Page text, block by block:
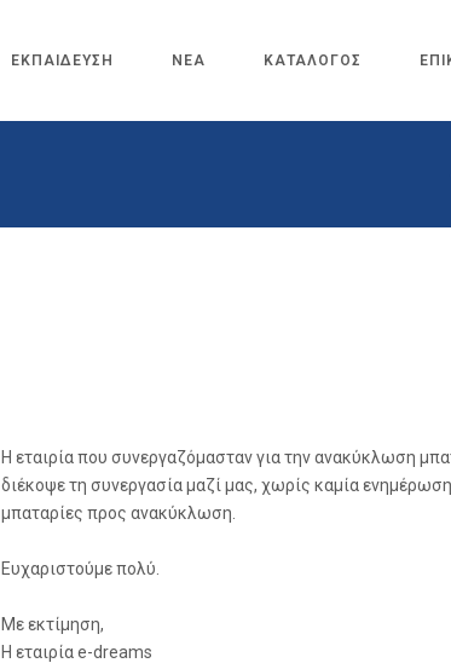
ΕΚΠΑΙΔΕΥΣΗ ΝΕΑ ΚΑΤΑΛΟΓΟΣ
Η εταιρία που συνεργαζόμασταν για την ανακύκλωση
διέκοψε τη συνεργασία μαζί μας, χωρίς καμία
μπαταρίες προς ανακύκλωση.
Ευχαριστούμε πολύ.
Με εκτίμηση,
Η εταιρία e-dreams